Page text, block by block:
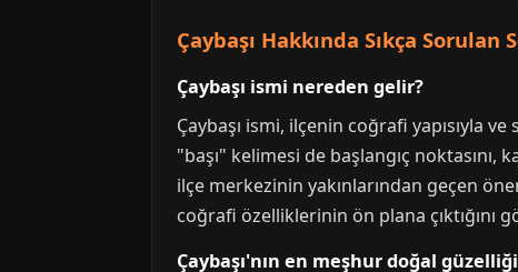
Çaybaşı Hakkında Sıkça Sorulan
Çaybaşı ismi nereden gelir?
Çaybaşı ismi, ilçenin coğrafi yapısıyla
"başı" kelimesi de başlangıç noktasını,
ilçe merkezinin yakınlarından geçen
coğrafi özelliklerinin ön plana çıktığını
Çaybaşı'nın en meşhur doğal